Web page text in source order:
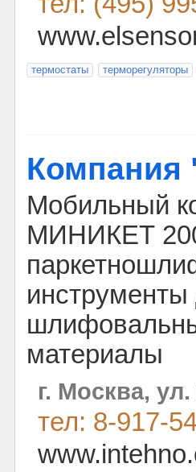
термостаты терморегуляторы
Компания
Мобильный
МИНИКЕТ
материалы
г. Москва,
тел: 8-917-